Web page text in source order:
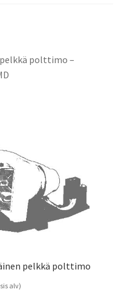
pelkkä polttimo –
pelkkä polttimo
alv)